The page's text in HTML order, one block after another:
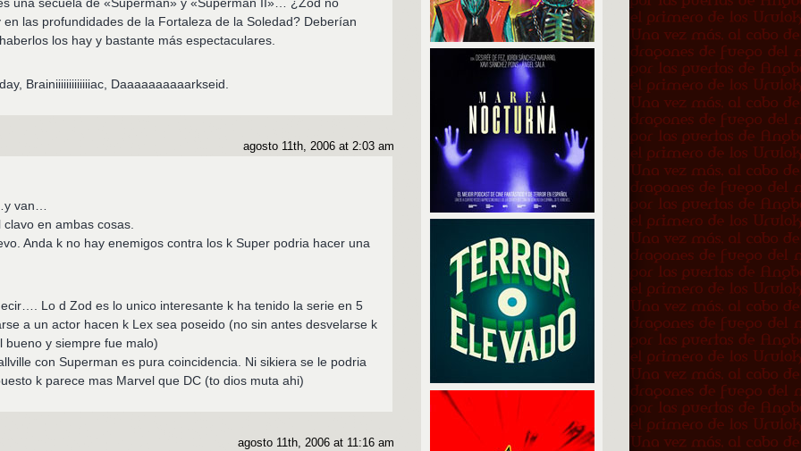
una secuela de «Superman» y «Superman II»… ¿Zod no
las profundidades de la Fortaleza de la Soledad? Deberían
los hay y bastante más espectaculares.
Brainiiiiiiiiiiiiiac, Daaaaaaaaaarkseid.
agosto 11th, 2006 at 2:03 am
van…
en ambas cosas.
Anda k no hay enemigos contra los k Super podria hacer una
Lo d Zod es lo unico interesante k ha tenido la serie en 5
a un actor hacen k Lex sea poseido (no sin antes desvelarse k
bueno y siempre fue malo)
con Superman es pura coincidencia. Ni sikiera se le podria
k parece mas Marvel que DC (to dios muta ahi)
agosto 11th, 2006 at 11:16 am